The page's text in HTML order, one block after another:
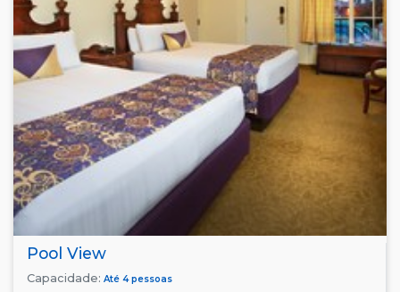
Pool View
Capacidade: Até 4 pessoas